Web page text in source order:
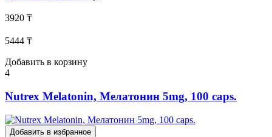
3920 ₸
5444 ₸
Добавить в корзину
4
Nutrex Melatonin, Мелатонин 5mg, 100 caps.
Добавить в избранное